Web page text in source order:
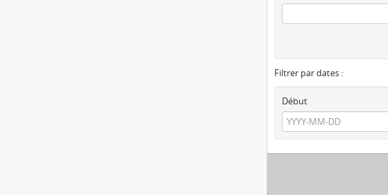
Filtrer par dates :
Début